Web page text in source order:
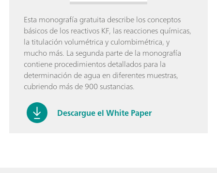
Esta monografía gratuita describe los conceptos
básicos de los reactivos KF, las reacciones químicas,
la titulación volumétrica y culombimétrica, y
mucho más. La segunda parte de la monografía
contiene procedimientos detallados para la
determinación de agua en diferentes muestras,
cubriendo más de 900 sustancias.
Descargue el White Paper